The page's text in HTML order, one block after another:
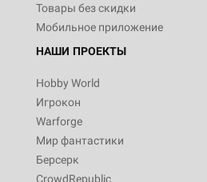
Товары без скидки
Мобильное приложение
НАШИ ПРОЕКТЫ
Hobby World
Игрокон
Warforge
Мир фантастики
Берсерк
CrowdRepublic